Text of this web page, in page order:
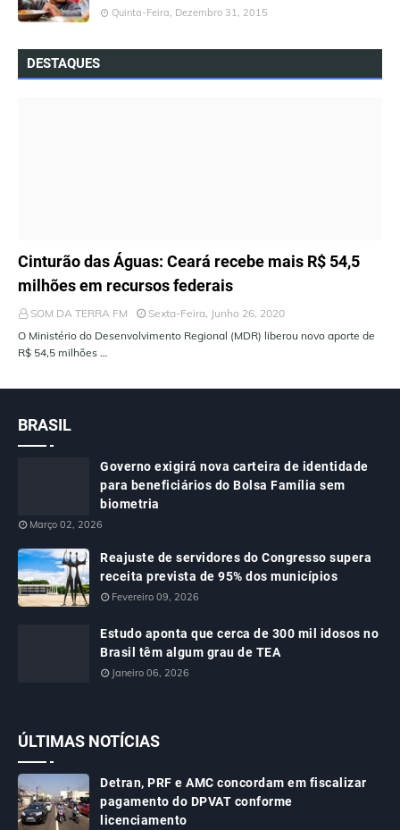
Quinta-Feira, Dezembro 31, 2015
DESTAQUES
ÚLTIMAS NOTÍCIAS
Cinturão das Águas: Ceará recebe mais R$ 54,5
milhões em recursos federais
SOM DA TERRA FM
Sexta-Feira, Junho 26, 2020
O Ministério do Desenvolvimento Regional (MDR) liberou novo aporte de
R$ 54,5 milhões …
BRASIL
Governo exigirá nova carteira de identidade
para beneficiários do Bolsa Família sem
biometria
Março 02, 2026
Reajuste de servidores do Congresso supera
receita prevista de 95% dos municípios
Fevereiro 09, 2026
Estudo aponta que cerca de 300 mil idosos no
Brasil têm algum grau de TEA
Janeiro 06, 2026
ÚLTIMAS NOTÍCIAS
Detran, PRF e AMC concordam em fiscalizar
pagamento do DPVAT conforme
licenciamento